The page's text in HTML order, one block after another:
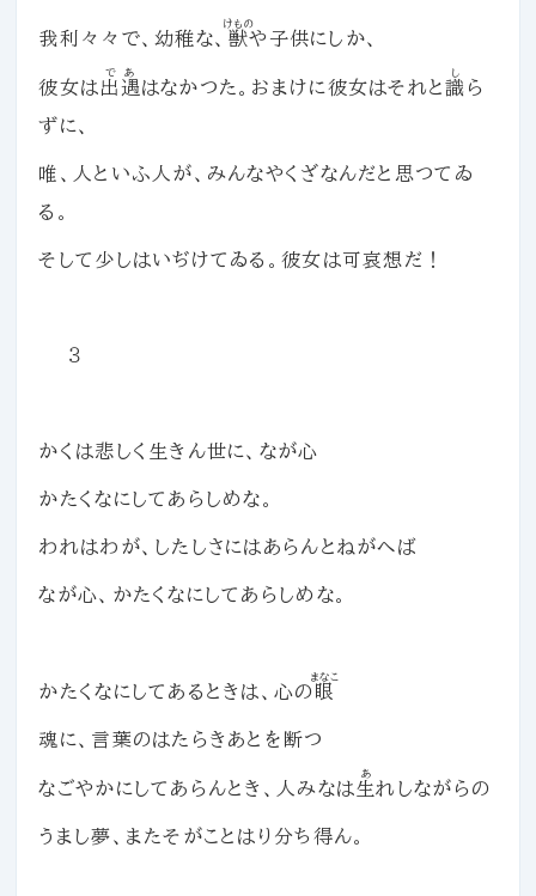
我利々々で、幼稚な、 獣
けもの
や子供にしか、
彼女は 出遇
であ
はなかつた。おまけに彼女はそれと識
し
ら
ずに、
唯、人といふ人が、みんなやくざなんだと思つてゐ
る。
そして少しはいぢけてゐる。彼女は可哀想だ！
３
かくは悲しく生きん世に、なが心
かたくなにしてあらしめな。
われはわが、したしさにはあらんとねがへば
なが心、かたくなにしてあらしめな。
かたくなにしてあるときは、心の 眼
まなこ
魂に、言葉のはたらきあとを断つ
なごやかにしてあらんとき、人みなは生
あ
れしながらの
うまし夢、またそがことはり分ち得ん。